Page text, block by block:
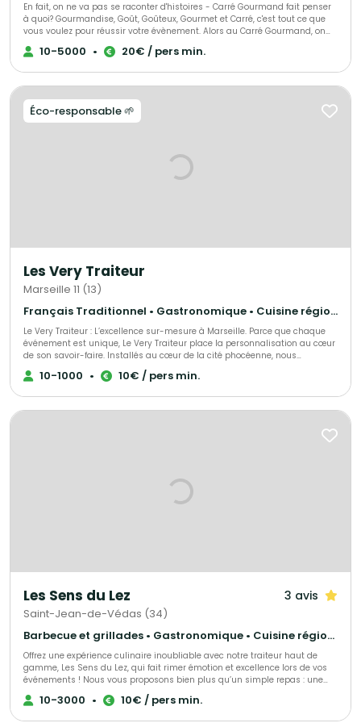
En fait, on ne va pas se raconter d'histoires - Carré Gourmand fait penser
à quoi? Gourmandise, Goût, Goûteux, Gourmet et Carré, c'est tout ce que
vous voulez pour réussir votre évènement. Alors au Carré Gourmand, on
peut dire encore beaucoup de choses... Le mieux c'est de goûter. Jérôme
GHIBAUDO
10-5000 • 20€ / pers min.
Éco-responsable 🌱
Les Very Traiteur
Marseille 11 (13)
Français Traditionnel • Gastronomique • Cuisine régionale
Le Very Traiteur : L’excellence sur-mesure à Marseille. Parce que chaque
événement est unique, Le Very Traiteur place la personnalisation au cœur
de son savoir-faire. Installés au cœur de la cité phocéenne, nous
concevons des expériences culinaires qui vous ressemblent. Que vous
soyez un particulier célébrant un moment de vie ou une entreprise en
10-1000 • 10€ / pers min.
Les Sens du Lez 3 avis
Saint-Jean-de-Védas (34)
Barbecue et grillades • Gastronomique • Cuisine régionale
Offrez une expérience culinaire inoubliable avec notre traiteur haut de
gamme, Les Sens du Lez, qui fait rimer émotion et excellence lors de vos
événements ! Nous vous proposons bien plus qu’un simple repas : une
véritable immersion dans l’art de la gastronomie. Notre cuisine,
profondément ancrée dans le respect des saisons, des terroirs et des
10-3000 • 10€ / pers min.